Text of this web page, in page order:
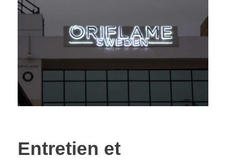
Entretien et